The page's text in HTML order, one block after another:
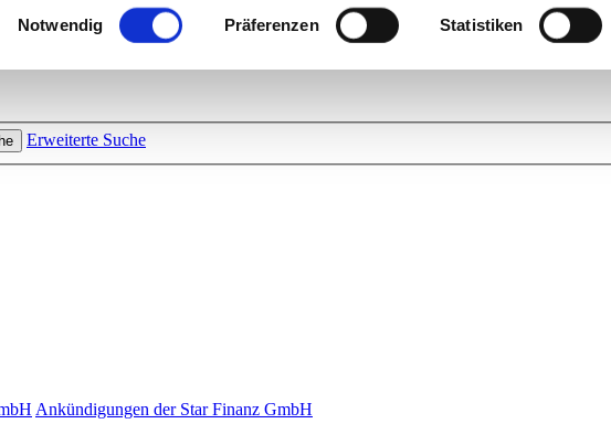
Einwilligungsauswahl
Notwendig Präferenzen Statistiken
und interessante Tipps und Tricks. Stellen Sie Ihre Fragen und helfen Sie mit Ihrem
Erweiterte Suche
Ankündigungen der Star Finanz GmbH